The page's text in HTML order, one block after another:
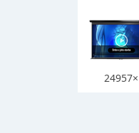
24957×